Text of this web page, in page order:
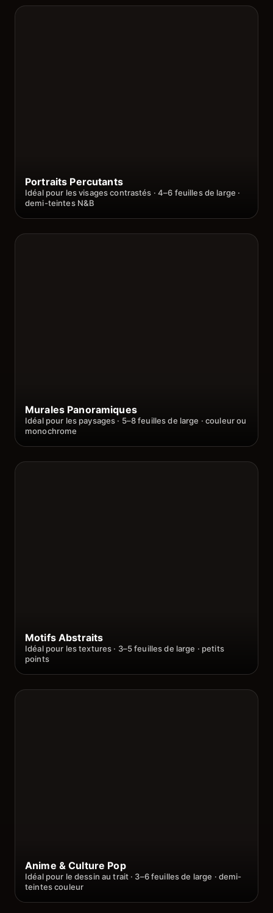
Portraits Percutants
Idéal pour les visages contrastés · 4–6 feuilles de large ·
demi-teintes N&B
Murales Panoramiques
Idéal pour les paysages · 5–8 feuilles de large · couleur ou
monochrome
Motifs Abstraits
Idéal pour les textures · 3–5 feuilles de large · petits
points
Anime & Culture Pop
Idéal pour le dessin au trait · 3–6 feuilles de large · demi-
teintes couleur